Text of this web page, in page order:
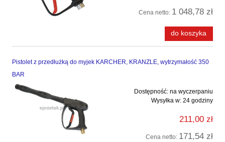
Cena netto: 1 048,78 zł
do koszyka
Pistolet z przedłużką do myjek KARCHER, KRANZLE, wytrzymałość 350
BAR
Dostępność: na wyczerpaniu
Wysyłka w: 24 godziny
211,00 zł
Cena netto: 171,54 zł